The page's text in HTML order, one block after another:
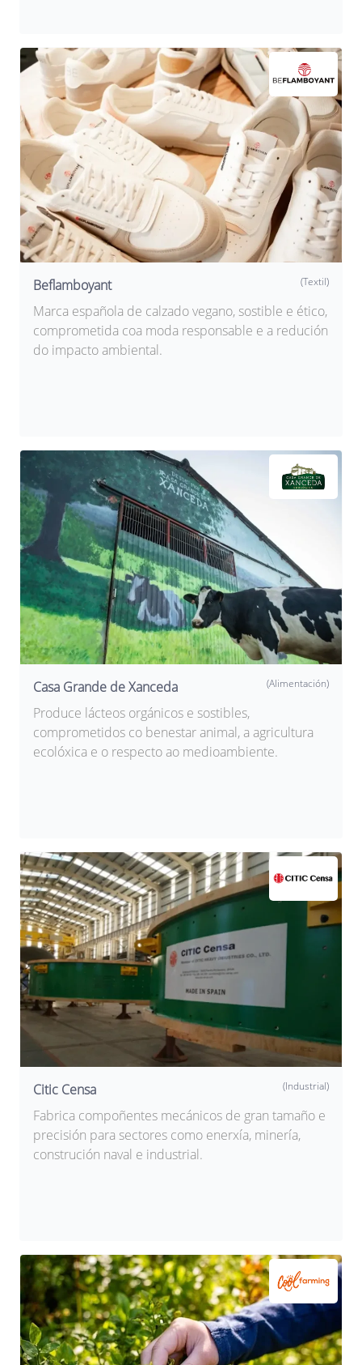
Beflamboyant (Textil)
Marca española de calzado vegano, sostible e ético,
comprometida coa moda responsable e a redución
do impacto ambiental.
Casa Grande de Xanceda (Alimentación)
Produce lácteos orgánicos e sostibles,
comprometidos co benestar animal, a agricultura
ecolóxica e o respecto ao medioambiente.
Citic Censa (Industrial)
Fabrica compoñentes mecánicos de gran tamaño e
precisión para sectores como enerxía, minería,
construción naval e industrial.